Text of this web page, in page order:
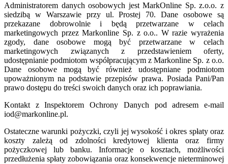
Administratorem danych osobowych jest MarkOnline Sp. z.o.o. z
siedzibą w Warszawie przy ul. Prostej 70. Dane osobowe są
przekazane dobrowolnie i będą przetwarzane w celach
marketingowych przez Markonline Sp. z o.o.. W razie wyrażenia
zgody, dane osobowe mogą być przetwarzane w celach
marketingowych związanych z przedstawieniem oferty,
udostępnianie podmiotom współpracującym z Markonline Sp. z o.o.
Dane osobowe mogą być również udostępniane podmiotom
upoważnionym na podstawie przepisów prawa. Posiada Pani/Pan
prawo dostępu do treści swoich danych oraz ich poprawiania.
Kontakt z Inspektorem Ochrony Danych pod adresem e-mail
iod@markonline.pl.
Ostateczne warunki pożyczki, czyli jej wysokość i okres spłaty oraz
koszty zależą od zdolności kredytowej klienta oraz firmy
pożyczkowej lub banku. Informacje o kosztach, możliwości
przedłużenia spłaty zobowiązania oraz konsekwencje nieterminowej